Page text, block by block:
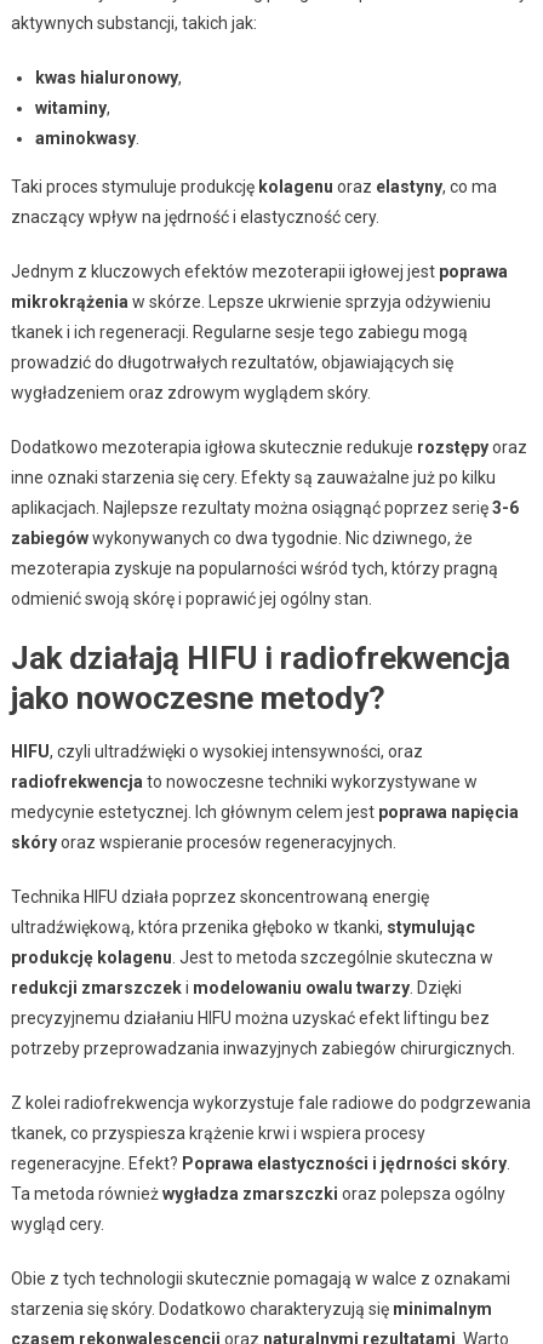
aktywnych substancji, takich jak:
kwas hialuronowy,
witaminy,
aminokwasy.
Taki proces stymuluje produkcję kolagenu oraz elastyny, co ma
znaczący wpływ na jędrność i elastyczność cery.
Jednym z kluczowych efektów mezoterapii igłowej jest poprawa
mikrokrążenia w skórze. Lepsze ukrwienie sprzyja odżywieniu
tkanek i ich regeneracji. Regularne sesje tego zabiegu mogą
prowadzić do długotrwałych rezultatów, objawiających się
wygładzeniem oraz zdrowym wyglądem skóry.
Dodatkowo mezoterapia igłowa skutecznie redukuje rozstępyoraz
inne oznaki starzenia się cery. Efekty są zauważalne już po kilku
aplikacjach. Najlepsze rezultaty można osiągnąć poprzez serię3-6
zabiegówwykonywanych co dwa tygodnie. Nic dziwnego, że
mezoterapia zyskuje na popularności wśród tych, którzy pragną
odmienić swoją skórę i poprawić jej ogólny stan.
Jak działają HIFU i radiofrekwencja
jako nowoczesne metody?
HIFU, czyli ultradźwięki o wysokiej intensywności, oraz
radiofrekwencja to nowoczesne techniki wykorzystywane w
medycynie estetycznej. Ich głównym celem jest poprawa napięcia
skóryoraz wspieranie procesów regeneracyjnych.
Technika HIFU działa poprzez skoncentrowaną energię
ultradźwiękową, która przenika głęboko w tkanki, stymulując
produkcję kolagenu . Jest to metoda szczególnie skuteczna w
redukcji zmarszczeki modelowaniu owalu twarzy. Dzięki
precyzyjnemu działaniu HIFU można uzyskać efekt liftingu bez
potrzeby przeprowadzania inwazyjnych zabiegów chirurgicznych.
Z kolei radiofrekwencja wykorzystuje fale radiowe do podgrzewania
tkanek, co przyspiesza krążenie krwi i wspiera procesy
regeneracyjne. Efekt? Poprawa elastyczności i jędrności skóry.
Ta metoda równieżwygładza zmarszczki oraz polepsza ogólny
wygląd cery.
Obie z tych technologii skutecznie pomagają w walce z oznakami
starzenia się skóry. Dodatkowo charakteryzują się minimalnym
czasem rekonwalescencji oraz naturalnymi rezultatami . Warto